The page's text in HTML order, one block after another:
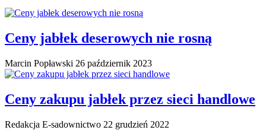
Ceny jabłek deserowych nie rosną
Marcin Popławski 26 październik 2023
Ceny zakupu jabłek przez sieci handlowe
Redakcja E-sadownictwo 22 grudzień 2022